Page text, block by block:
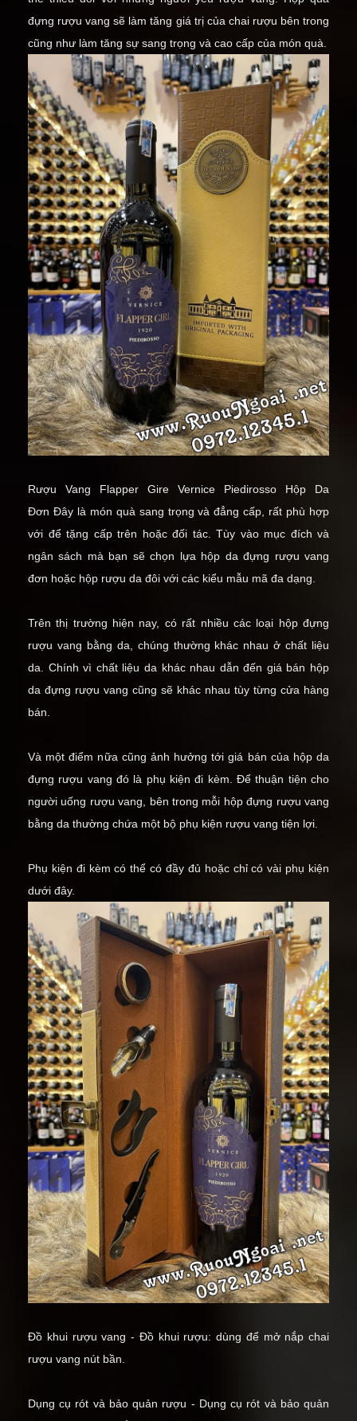
đựng rượu vang sẽ làm tăng giá trị của chai rượu bên trong
cũng như làm tăng sự sang trọng và cao cấp của món quà.
Rượu Vang Flapper Gire Vernice Piedirosso Hộp Da
Đơn Đây là món quà sang trọng và đẳng cấp, rất phù hợp
với để tặng cấp trên hoặc đối tác. Tùy vào mục đích và
ngân sách mà bạn sẽ chọn lựa hộp da đựng rượu vang
đơn hoặc hộp rượu da đôi với các kiểu mẫu mã đa dạng.
Trên thị trường hiện nay, có rất nhiều các loại hộp đựng
rượu vang bằng da, chúng thường khác nhau ở chất liệu
da. Chính vì chất liệu da khác nhau dẫn đến giá bán hộp
da đựng rượu vang cũng sẽ khác nhau tùy từng cửa hàng
bán.
Và một điểm nữa cũng ảnh hưởng tới giá bán của hộp da
đựng rượu vang đó là phụ kiện đi kèm. Để thuận tiện cho
người uống rượu vang, bên trong mỗi hộp đựng rượu vang
bằng da thường chứa một bộ phụ kiện rượu vang tiện lợi.
Phụ kiện đi kèm có thể có đầy đủ hoặc chỉ có vài phụ kiện
dưới đây.
Đồ khui rượu vang - Đồ khui rượu: dùng để mở nắp chai
rượu vang nút bần.
Dụng cụ rót và bảo quản rượu - Dụng cụ rót và bảo quản